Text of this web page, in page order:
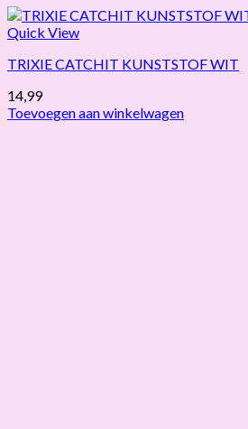
Quick View
TRIXIE CATCHIT KUNSTSTOF WIT
14,99
Toevoegen aan winkelwagen